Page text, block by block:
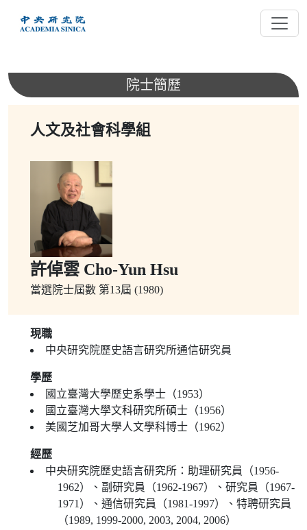
內
院士簡歷
人文及社會科學組
許倬雲 Cho-Yun Hsu
當選院士屆數 第13屆 (1980)
現職
中央研究院歷史語言研究所通信研究員
學歷
國立臺灣大學歷史系學士（1953）
國立臺灣大學文科研究所碩士（1956）
美國芝加哥大學人文學科博士（1962）
經歷
中央研究院歷史語言研究所：助理研究員（1956-
1962）、副研究員（1962-1967）、研究員（1967-
1971）、通信研究員（1981-1997）、特聘研究員
（1989, 1999-2000, 2003, 2004, 2006）